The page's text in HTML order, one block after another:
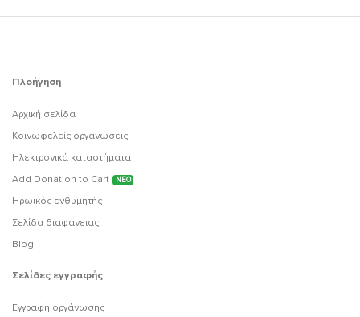
Πλοήγηση
Αρχική σελίδα
Κοινωφελείς οργανώσεις
Ηλεκτρονικά καταστήματα
Add Donation to Cart
ΝΕΟ
Ηρωικός ενθυμητής
Σελίδα διαφάνειας
Blog
Σελίδες εγγραφής
Εγγραφή οργάνωσης